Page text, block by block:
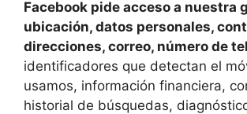
Facebook pide acceso a nuestra
ubicación, datos personales,
direcciones, correo, número de
identificadores que detectan el
usamos, información financiera,
historial de búsquedas,